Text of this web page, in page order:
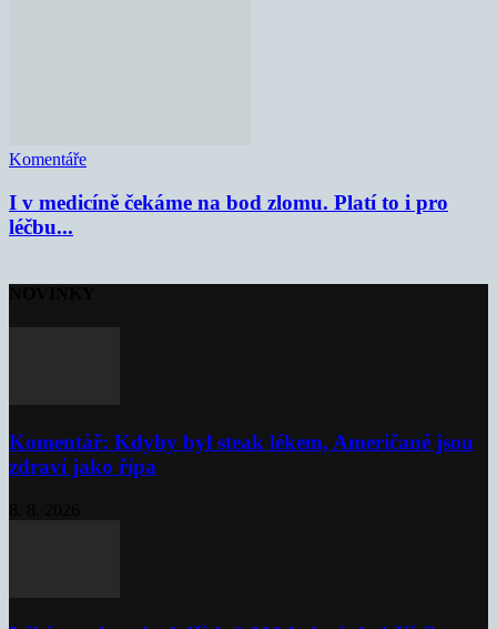
Komentáře
I v medicíně čekáme na bod zlomu. Platí to i pro
léčbu...
Komentář: Kdyby byl steak lékem, Američané jsou
zdraví jako řípa